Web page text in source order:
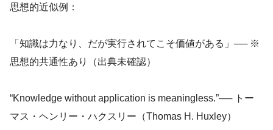
思想的近似例：
「知識は力なり、だが実行されてこそ価値がある」── ※
思想的共通性あり（出典未確認）
“Knowledge without application is meaningless.”── トー
マス・ヘンリー・ハクスリー（Thomas H. Huxley）